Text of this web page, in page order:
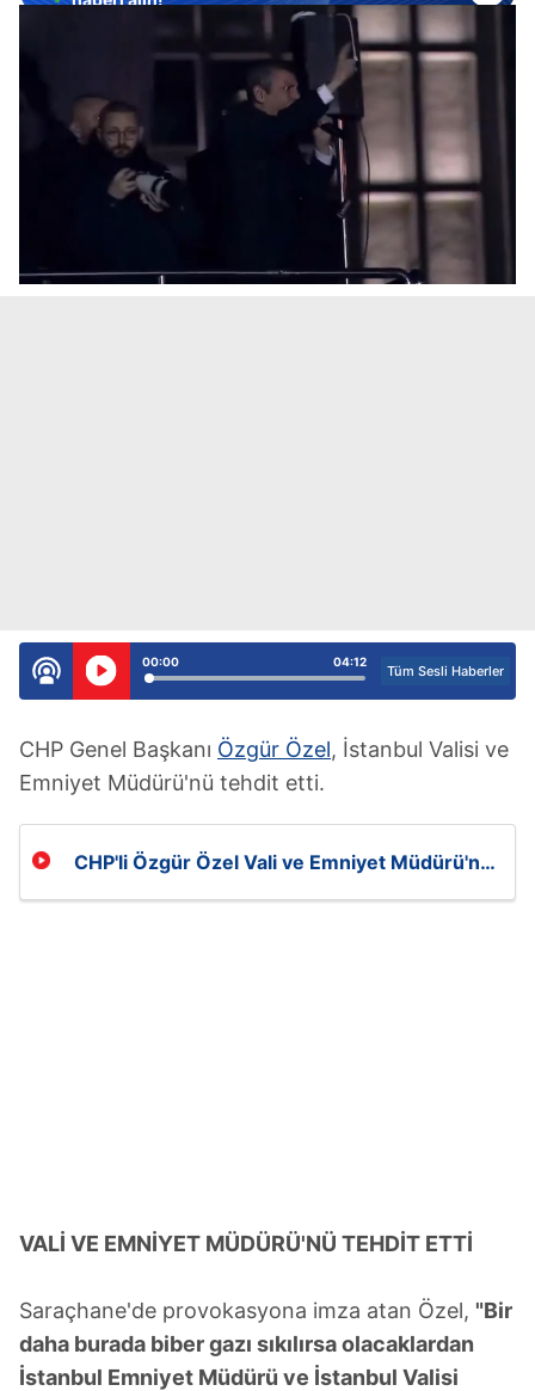
04:12
00:00
Tüm Sesli Haberler
CHP Genel Başkanı Özgür Özel, İstanbul Valisi ve
Emniyet Müdürü'nü tehdit etti.
CHP'li Özgür Özel Vali ve Emniyet Müdürü'nü
VALİ VE EMNİYET MÜDÜRÜ'NÜ TEHDİT ETTİ
Saraçhane'de provokasyona imza atan Özel, "Bir
daha burada biber gazı sıkılırsa olacaklardan
İstanbul Emniyet Müdürü ve İstanbul Valisi